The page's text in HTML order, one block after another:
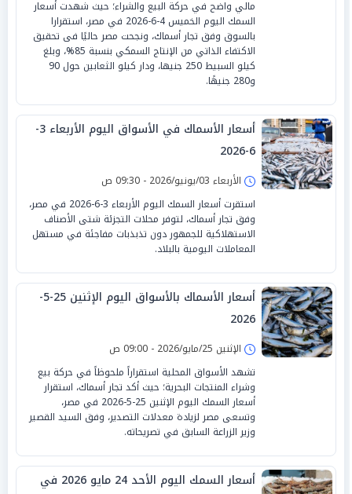
مالي واضح في حركة البيع والشراء؛ حيث شهدت أسعار
السمك اليوم الخميس 4-6-2026 في مصر، استقرارا
بالسوق وفق تجار أسماك، ونجحت مصر حاليًا فى تحقيق
الاكتفاء الذاتي من الإنتاج السمكي بنسبة 85%، وبلغ
كيلو السبيط 250 جنيها، ودار كيلو الثعابين حول 90
و280 جنيهًا.
أسعار الأسماك في الأسواق اليوم الأربعاء 3-
6-2026
الأربعاء 03/يونيو/2026 - 09:30 ص
استقرت أسعار السمك اليوم الأربعاء 3-6-2026 في مصر،
وفق تجار أسماك، لتوفر محلات التجزئة شتى الأصناف
الاستهلاكية للجمهور دون تذبذبات مفاجئة في مستهل
المعاملات اليومية بالبلاد.
أسعار الأسماك بالأسواق اليوم الإثنين 25-5-
2026
الإثنين 25/مايو/2026 - 09:00 ص
تشهد الأسواق المحلية استقراراً ملحوظاً في حركة بيع
وشراء المنتجات البحرية؛ حيث أكد تجار أسماك، استقرار
أسعار السمك اليوم الإثنين 25-5-2026 في مصر،
وتسعى مصر لزيادة معدلات التصدير، وفق السيد القصير
وزير الزراعة السابق في تصريحاته.
أسعار السمك اليوم الأحد 24 مايو 2026 في